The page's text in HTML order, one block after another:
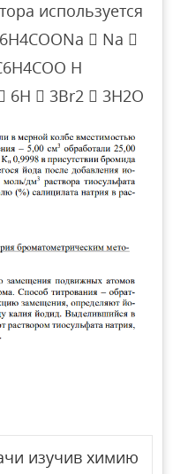
используется
 Na 
H
6H  3Br2  3H2O
изучив химию